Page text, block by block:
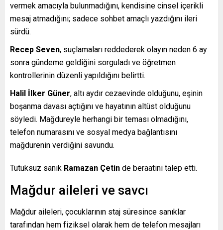
vermek amacıyla bulunmadığını, kendisine cinsel içerikli
mesaj atmadığını; sadece sohbet amaçlı yazdığını ileri
sürdü.
Recep Seven, suçlamaları reddederek olayın neden 6 ay
sonra gündeme geldiğini sorguladı ve öğretmen
kontrollerinin düzenli yapıldığını belirtti.
Halil İlker Güner, altı aydır cezaevinde olduğunu, eşinin
boşanma davası açtığını ve hayatının altüst olduğunu
söyledi. Mağdureyle herhangi bir teması olmadığını,
telefon numarasını ve sosyal medya bağlantısını
mağdurenin verdiğini savundu.
Tutuksuz sanık Ramazan Çetin de beraatini talep etti.
Mağdur aileleri ve savcı
Mağdur aileleri, çocuklarının staj süresince sanıklar
tarafından hem fiziksel olarak hem de telefon mesajları